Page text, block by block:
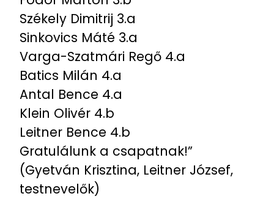
Székely Dimitrij 3.a
Sinkovics Máté 3.a
Varga-Szatmári Regő 4.a
Batics Milán 4.a
Antal Bence 4.a
Klein Olivér 4.b
Leitner Bence 4.b
Gratulálunk a csapatnak!”
(Gyetván Krisztina, Leitner József,
testnevelők)